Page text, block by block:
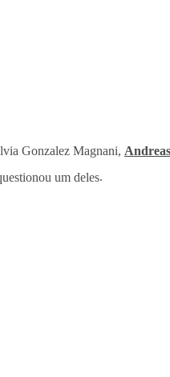
Gonzalez Magnani,
um deles.